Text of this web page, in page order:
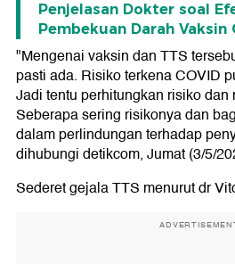
Penjelasan Dokter soal
Pembekuan Darah Vaksin
"Mengenai vaksin dan TTS
pasti ada. Risiko terkena COVID
Jadi tentu perhitungkan risiko dan
Seberapa sering risikonya dan
dalam perlindungan terhadap
dihubungi detikcom, Jumat (3/5/
Sederet gejala TTS menurut dr